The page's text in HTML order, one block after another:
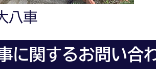
八車
に関するお問い合